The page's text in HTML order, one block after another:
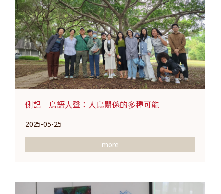
側記｜鳥語人聲：人鳥關係的多種可能
2025-05-25
more